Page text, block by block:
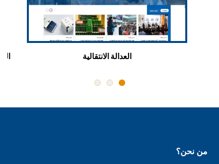
العدالة الانتقالية
من نحن؟